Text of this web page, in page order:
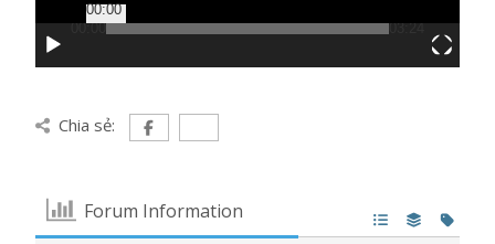
00:00
00:00
03:24
Chia sẻ:
Forum Information